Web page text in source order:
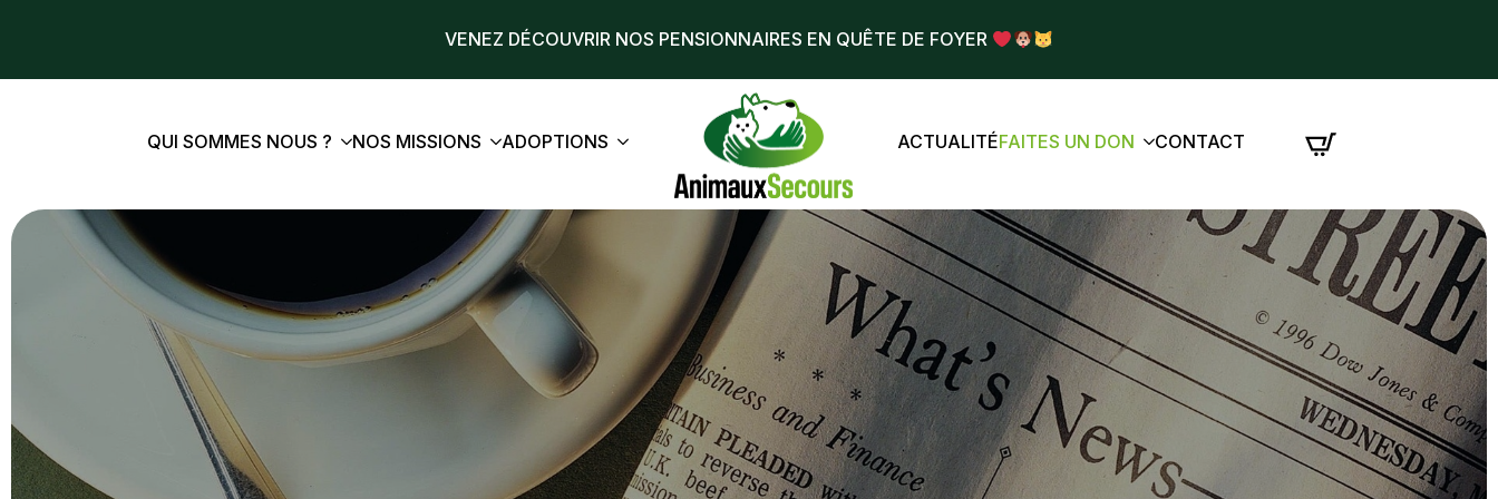
VENEZ DÉCOUVRIR NOS PENSIONNAIRES EN QUÊTE DE FOYER
QUI SOMMES NOUS ? NOS MISSIONS ADOPTIONS ACTUALITÉFAITES UN DON CONTACT